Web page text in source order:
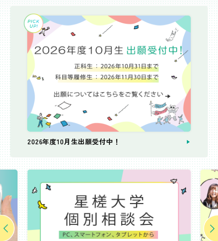
2026年度10月生出願受付中！